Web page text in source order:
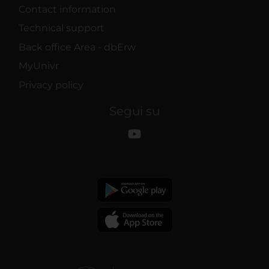
Contact information
Technical support
Back office Area - dbErw
MyUnivr
Privacy policy
Segui su